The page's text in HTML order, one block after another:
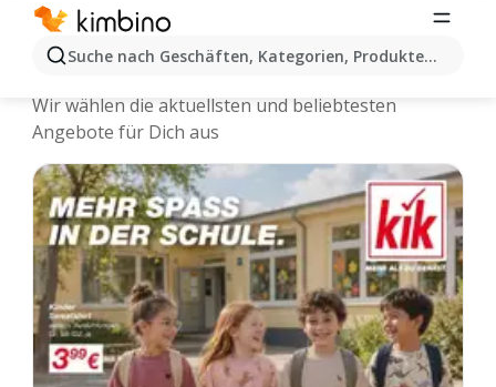
Suche nach Geschäften, Kategorien, Produkten...
Schmitten - Neuste Prospekte und
Wir wählen die aktuellsten und beliebtesten
Angebote für Dich aus